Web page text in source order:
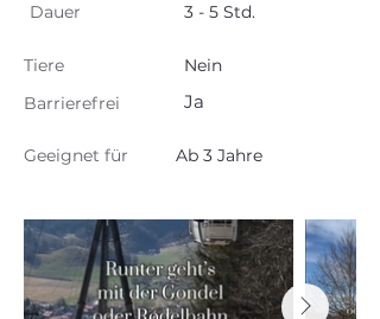
Dauer 3 - 5 Std.
Tiere
Nein
Barrierefrei
Ja
Geeignet für Ab 3 Jahre